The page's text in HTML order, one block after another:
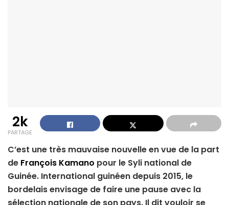
2k
PARTAGE
C’est une très mauvaise nouvelle en vue de la part
de François Kamano pour le Syli national de
Guinée. International guinéen depuis 2015, le
bordelais envisage de faire une pause avec la
sélection nationale de son pays. Il dit vouloir se